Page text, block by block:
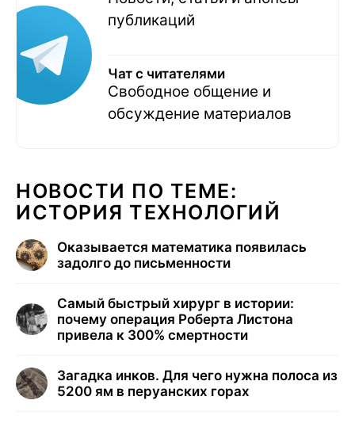
публикаций
Чат с читателями
Свободное общение и
обсуждение материалов
НОВОСТИ ПО ТЕМЕ:
ИСТОРИЯ ТЕХНОЛОГИЙ
Оказывается математика появилась
задолго до письменности
Самый быстрый хирург в истории:
почему операция Роберта Листона
привела к 300% смертности
Загадка инков. Для чего нужна полоса из
5200 ям в перуанских горах